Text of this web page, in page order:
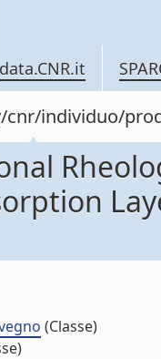
data.CNR.it
individuo/
(Classe)